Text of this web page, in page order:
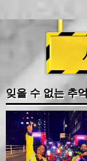
잊을 수 없는 추